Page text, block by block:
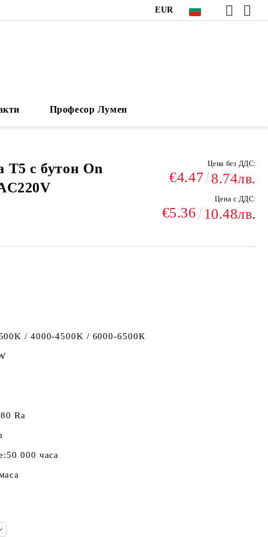
EUR
Професор Лумен
с бутон On
Цена без ДДС:
€4.47 8.74лв.
Цена с ДДС:
€5.36 10.48лв.
/ 4000-4500K / 6000-6500К
Ra
50 000 часа